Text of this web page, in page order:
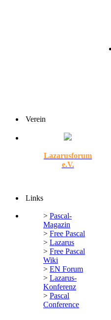
Verein
Lazarusforum
e.V.
Links
> Pascal-
Magazin
> Free Pascal
> Lazarus
> Free Pascal
Wiki
> EN Forum
> Lazarus-
Konferenz
> Pascal
Conference